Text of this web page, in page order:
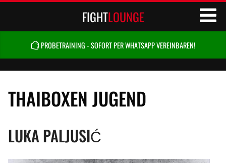
FIGHTLOUNGE
PROBETRAINING - SOFORT PER WHATSAPP VEREINBAREN!
THAIBOXEN JUGEND
LUKA PALJUSIĆ